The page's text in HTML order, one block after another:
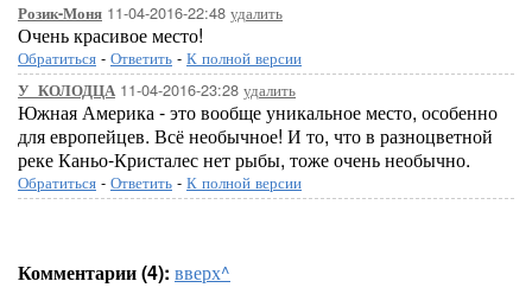
Розик-Моня 11-04-2016-22:48 удалить
Очень красивое место!
Обратиться - Ответить - К полной версии
У_КОЛОДЦА 11-04-2016-23:28 удалить
Южная Америка - это вообще уникальное место, особенно
для европейцев. Всё необычное! И то, что в разноцветной
реке Каньо-Кристалес нет рыбы, тоже очень необычно.
Обратиться - Ответить - К полной версии
Комментарии (4): вверх^